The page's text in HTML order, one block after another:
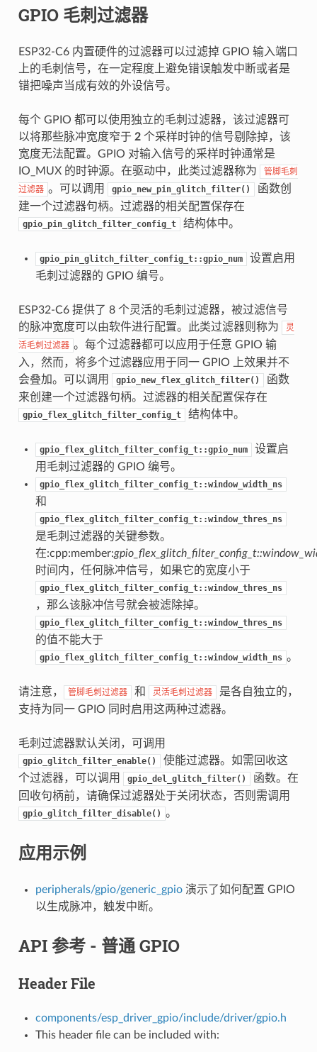
GPIO 毛刺过滤器
ESP32-C6 内置硬件的过滤器可以过滤掉 GPIO 输入端口
上的毛刺信号，在一定程度上避免错误触发中断或者是
错把噪声当成有效的外设信号。
每个 GPIO 都可以使用独立的毛刺过滤器，该过滤器可
以将那些脉冲宽度窄于 2个采样时钟的信号剔除掉，该
宽度无法配置。GPIO 对输入信号的采样时钟通常是
IO_MUX 的时钟源。在驱动中，此类过滤器称为
管脚毛刺
过滤器 。可以调用 gpio_new_pin_glitch_filter()
函数创
建一个过滤器句柄。过滤器的相关配置保存在
gpio_pin_glitch_filter_config_t 结构体中。
gpio_pin_glitch_filter_config_t::gpio_num
设置启用
毛刺过滤器的 GPIO 编号。
ESP32-C6 提供了 8 个灵活的毛刺过滤器，被过滤信号
的脉冲宽度可以由软件进行配置。此类过滤器则称为
灵
活毛刺过滤器 。每个过滤器都可以应用于任意 GPIO 输
入，然而，将多个过滤器应用于同一 GPIO 上效果并不
会叠加。可以调用
gpio_new_flex_glitch_filter()
函数
来创建一个过滤器句柄。过滤器的相关配置保存在
gpio_flex_glitch_filter_config_t 结构体中。
gpio_flex_glitch_filter_config_t::gpio_num
设置启
用毛刺过滤器的 GPIO 编号。
gpio_flex_glitch_filter_config_t::window_width_ns
和
gpio_flex_glitch_filter_config_t::window_thres_ns
是毛刺过滤器的关键参数。
在:cpp:member:
时间内，任何脉冲信号，如果它的宽度小于
gpio_flex_glitch_filter_config_t::window_thres_ns
，那么该脉冲信号就会被滤除掉。
gpio_flex_glitch_filter_config_t::window_thres_ns
的值不能大于
gpio_flex_glitch_filter_config_t::window_width_ns 。
请注意， 管脚毛刺过滤器 和 灵活毛刺过滤器
是各自独立的，
支持为同一 GPIO 同时启用这两种过滤器。
毛刺过滤器默认关闭，可调用
gpio_glitch_filter_enable()
使能过滤器。如需回收这
个过滤器，可以调用
gpio_del_glitch_filter()
函数。在
回收句柄前，请确保过滤器处于关闭状态，否则需调用
gpio_glitch_filter_disable() 。
应用示例
peripherals/gpio/generic_gpio演示了如何配置 GPIO
以生成脉冲，触发中断。
API 参考 - 普通 GPIO
Header File
components/esp_driver_gpio/include/driver/gpio.h
This header file can be included with: